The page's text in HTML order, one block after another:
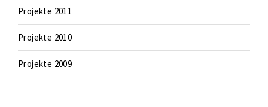
Projekte 2011
Projekte 2010
Projekte 2009